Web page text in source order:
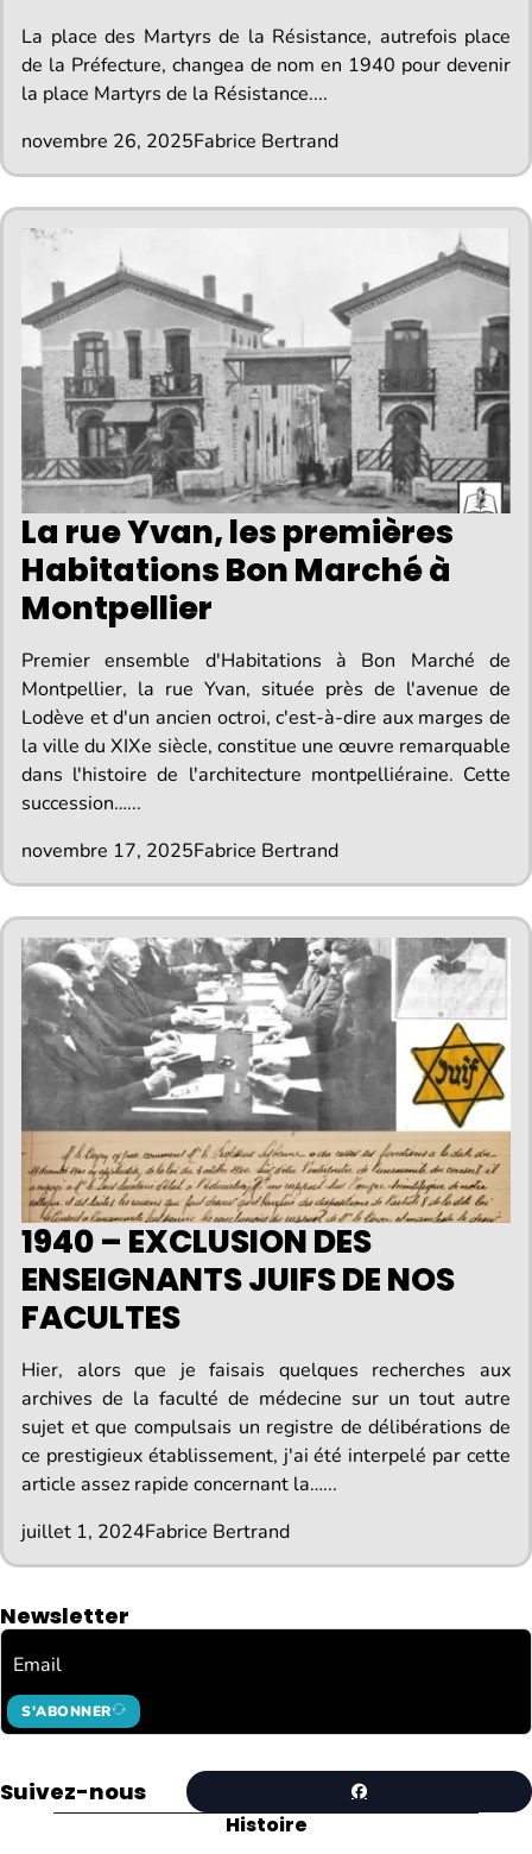
La place des Martyrs de la Résistance, autrefois place
de la Préfecture, changea de nom en 1940 pour devenir
la place Martyrs de la Résistance....
novembre 26, 2025Fabrice Bertrand
La rue Yvan, les premières
Habitations Bon Marché à
Montpellier
Premier ensemble d'Habitations à Bon Marché de
Montpellier, la rue Yvan, située près de l'avenue de
Lodève et d'un ancien octroi, c'est-à-dire aux marges de
la ville du XIXe siècle, constitue une œuvre remarquable
dans l'histoire de l'architecture montpelliéraine. Cette
succession…...
novembre 17, 2025Fabrice Bertrand
1940 – EXCLUSION DES
ENSEIGNANTS JUIFS DE NOS
FACULTES
Hier, alors que je faisais quelques recherches aux
archives de la faculté de médecine sur un tout autre
sujet et que compulsais un registre de délibérations de
ce prestigieux établissement, j'ai été interpelé par cette
article assez rapide concernant la…...
juillet 1, 2024Fabrice Bertrand
Newsletter
S'ABONNER
Suivez-nous
Histoire